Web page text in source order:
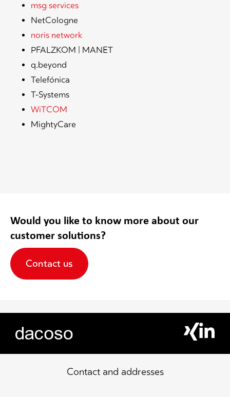
msg services
NetCologne
noris network
PFALZKOM | MANET
q.beyond
Telefónica
T-Systems
WiTCOM
MightyCare
Would you like to know more about our
customer solutions?
Contact us
Contact and addresses